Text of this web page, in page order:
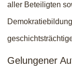
aller Beteiligten
Gelungener